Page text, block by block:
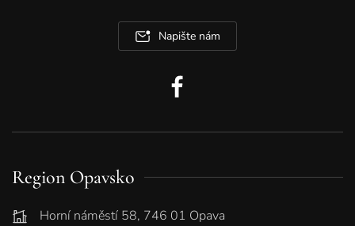
Napište nám
Region Opavsko
Horní náměstí 58, 746 01 Opava